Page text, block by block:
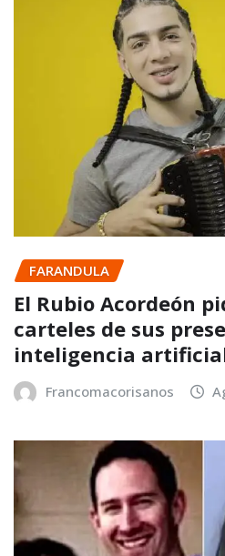
FARANDULA
El Rubio Acordeón
carteles de sus
inteligencia
Francomacorisanos